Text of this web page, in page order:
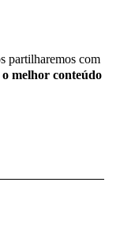
partilharemos com
o melhor conteúdo